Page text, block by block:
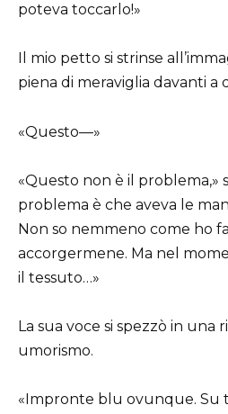
poteva toccarlo!»
Il mio petto si strinse
piena di meraviglia davanti a
«Questo—»
«Questo non è il problema,»
problema è che aveva le
Non so nemmeno come ho
accorgermene. Ma nel
il tessuto…»
La sua voce si spezzò in una
umorismo.
«Impronte blu ovunque. Su